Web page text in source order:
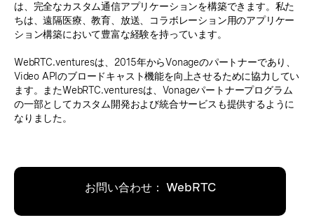
は、完全なカスタム通信アプリケーションを構築できます。私た
ちは、遠隔医療、教育、放送、コラボレーション用のアプリケー
ション構築において豊富な経験を持っています。
WebRTC.venturesは、2015年からVonageのパートナーであり、
Video APIのブロードキャスト機能を向上させるために協力してい
ます。またWebRTC.venturesは、Vonageパートナープログラム
の一部としてカスタム開発および統合サービスも提供するように
なりました。
お問い合わせ： WebRTC